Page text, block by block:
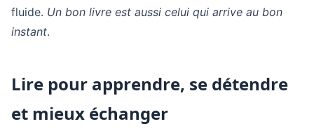
fluide. Un bon livre est aussi celui qui arrive au bon
instant.
Lire pour apprendre, se détendre
et mieux échanger